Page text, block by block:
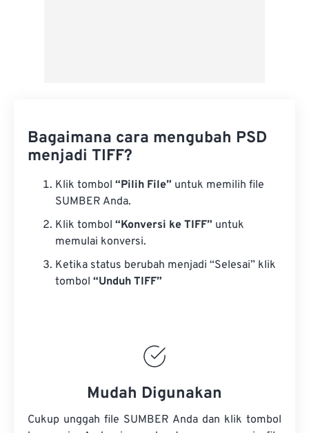
Bagaimana cara mengubah PSD
menjadi TIFF?
Klik tombol “Pilih File” untuk memilih file
SUMBER Anda.
Klik tombol “Konversi ke TIFF” untuk
memulai konversi.
Ketika status berubah menjadi “Selesai” klik
tombol “Unduh TIFF”
Mudah Digunakan
Cukup unggah file SUMBER Anda dan klik tombol